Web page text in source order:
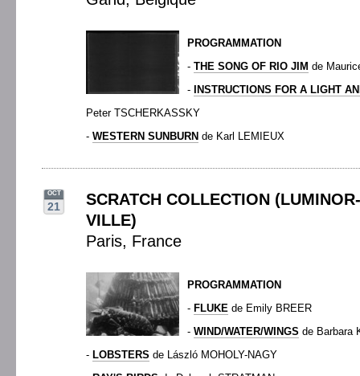
PROGRAMMATION
- THE SONG OF RIO JIM de
-
INSTRUCTIONS FOR A LIGHT
Peter TSCHERKASSKY
- WESTERN SUNBURN de Karl LEMIEUX
OCT
21
SCRATCH COLLECTION
VILLE)
Paris, France
PROGRAMMATION
- FLUKE de Emily BREER
- WIND/WATER/WINGS de Barbara
- LOBSTERS de László MOHOLY-NAGY